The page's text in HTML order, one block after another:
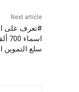
Next article
#تعرف على
سلع التموين